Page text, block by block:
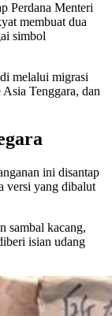
Perdana Menteri
membuat dua
simbol
melalui migrasi
Tenggara, dan
ini disantap
versi yang dibalut
sambal kacang,
isian udang